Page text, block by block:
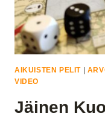
AIKUISTEN PELIT|
VIDEO
Jäinen